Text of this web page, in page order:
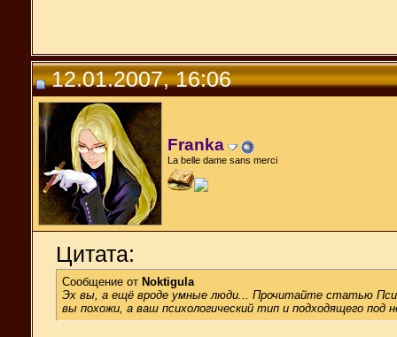
12.01.2007, 16:06
Franka
La belle dame sans merci
Цитата:
Сообщение от Noktigula
Эх вы, а ещё вроде умные люди... Прочитайте статью
вы похожи, а ваш психологический тип и подходящего под